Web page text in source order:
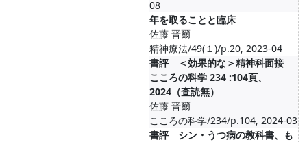
08
年を取ることと臨床
佐藤 晋爾
精神療法/49(１)/p.20, 2023-04
書評 ＜効果的な＞精神科面接
こころの科学 234 :104頁、
2024（査読無）
佐藤 晋爾
こころの科学/234/p.104, 2024-03
書評 シン・うつ病の教科書、も